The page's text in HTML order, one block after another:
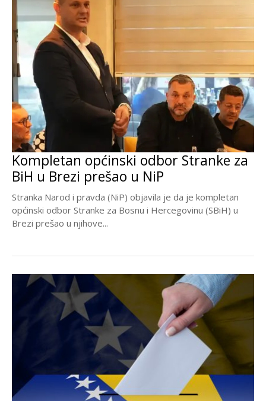
Kompletan općinski odbor Stranke za
BiH u Brezi prešao u NiP
Stranka Narod i pravda (NiP) objavila je da je kompletan
općinski odbor Stranke za Bosnu i Hercegovinu (SBiH) u
Brezi prešao u njihove...